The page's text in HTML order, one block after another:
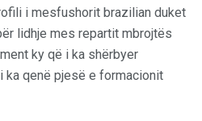
i mesfushorit brazilian duket
lidhje mes repartit mbrojtës
ky që i ka shërbyer
ka qenë pjesë e formacionit